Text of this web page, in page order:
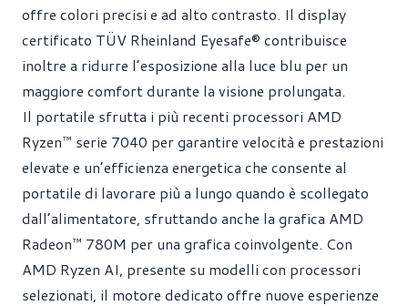
offre colori precisi e ad alto contrasto. Il display
certificato TÜV Rheinland Eyesafe® contribuisce
inoltre a ridurre l’esposizione alla luce blu per un
maggiore comfort durante la visione prolungata.
Il portatile sfrutta i più recenti processori AMD
Ryzen™ serie 7040 per garantire velocità e prestazioni
elevate e un’efficienza energetica che consente al
portatile di lavorare più a lungo quando è scollegato
dall’alimentatore, sfruttando anche la grafica AMD
Radeon™ 780M per una grafica coinvolgente. Con
AMD Ryzen AI, presente su modelli con processori
selezionati, il motore dedicato offre nuove esperienze